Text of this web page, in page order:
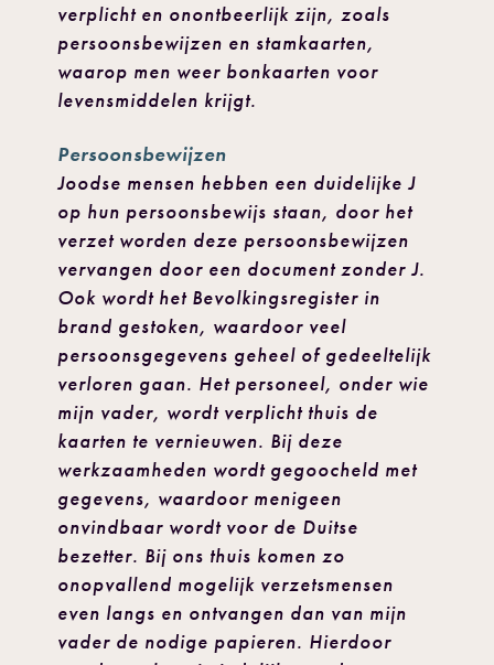
verplicht en onontbeerlijk zijn, zoals
persoonsbewijzen en stamkaarten,
waarop men weer bonkaarten voor
levensmiddelen krijgt.
Persoonsbewijzen
Joodse mensen hebben een duidelijke J
op hun persoonsbewijs staan, door het
verzet worden deze persoonsbewijzen
vervangen door een document zonder J.
Ook wordt het Bevolkingsregister in
brand gestoken, waardoor veel
persoonsgegevens geheel of gedeeltelijk
verloren gaan. Het personeel, onder wie
mijn vader, wordt verplicht thuis de
kaarten te vernieuwen. Bij deze
werkzaamheden wordt gegoocheld met
gegevens, waardoor menigeen
onvindbaar wordt voor de Duitse
bezetter. Bij ons thuis komen zo
onopvallend mogelijk verzetsmensen
even langs en ontvangen dan van mijn
vader de nodige papieren. Hierdoor